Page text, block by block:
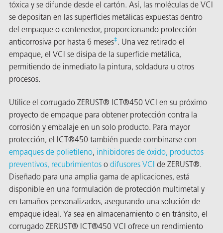
tóxica y se difunde desde el cartón. Así, las moléculas de VCI
se depositan en las superficies metálicas expuestas dentro
del empaque o contenedor, proporcionando protección
anticorrosiva por hasta 6 meses‡. Una vez retirado el
empaque, el VCI se disipa de la superficie metálica,
permitiendo de inmediato la pintura, soldadura u otros
procesos.
Utilice el corrugado ZERUST® ICT®450 VCI en su próximo
proyecto de empaque para obtener protección contra la
corrosión y embalaje en un solo producto. Para mayor
protección, el ICT®450 también puede combinarse con
empaques de polietileno, inhibidores de óxido, productos
preventivos, recubrimientos o difusores VCI de ZERUST®.
Diseñado para una amplia gama de aplicaciones, está
disponible en una formulación de protección multimetal y
en tamaños personalizados, asegurando una solución de
empaque ideal. Ya sea en almacenamiento o en tránsito, el
corrugado ZERUST® ICT®450 VCI ofrece un rendimiento
de